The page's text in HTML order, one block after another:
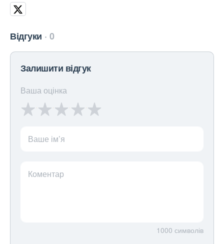
Відгуки 0
Залишити відгук
Ваша оцінка
Ваше ім’я
Коментар
1000 символів